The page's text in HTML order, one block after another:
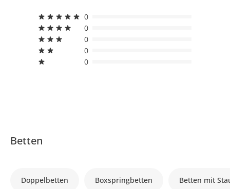
0
0
0
0
0
Betten
Doppelbetten Boxspringbetten Betten mit